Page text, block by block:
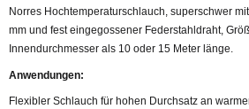
Norres Hochtemperaturschlauch, superschwer
mm und fest eingegossener Federstahldraht,
Innendurchmesser als 10 oder 15 Meter länge.
Anwendungen:
Flexibler Schlauch für hohen Durchsatz an